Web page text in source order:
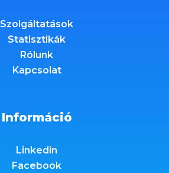
Szolgáltatások
Statisztikák
Rólunk
Kapcsolat
Információ
Linkedin
Facebook